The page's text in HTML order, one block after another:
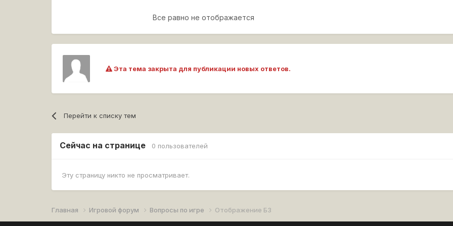
Мод, исправляющий описания условий ЛБЗ в клиенте - рекомендую всем, у кого "не
Все равно не отображается
Эта тема закрыта для публикации новых ответов.
Перейти к списку тем
Сейчас на странице 0 пользователей
Эту страницу никто не просматривает.
Главная Игровой форум Вопросы по игре Отображение БЗ